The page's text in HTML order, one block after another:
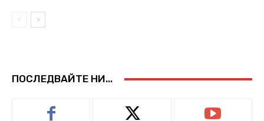
ПОСЛЕДВАЙТЕ НИ...